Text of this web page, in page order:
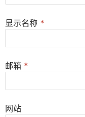
显示名称 *
邮箱 *
网站